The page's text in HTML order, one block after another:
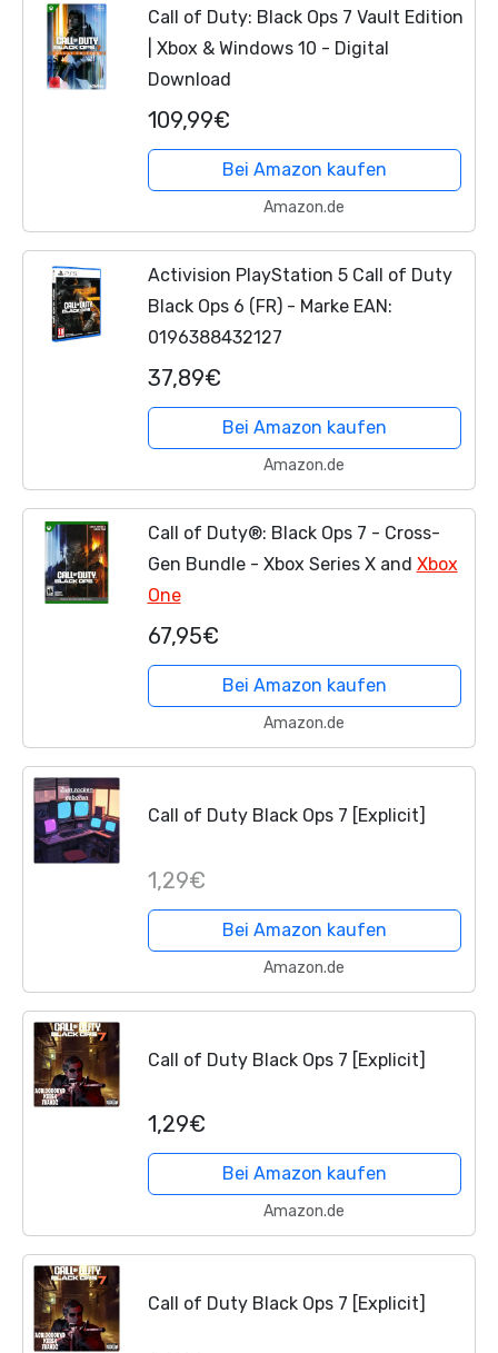
Call of Duty: Black Ops 7 Vault Edition
| Xbox & Windows 10 - Digital
Download
109,99€
Bei Amazon kaufen
Amazon.de
Activision PlayStation 5 Call of Duty
Black Ops 6 (FR) - Marke EAN:
0196388432127
37,89€
Bei Amazon kaufen
Amazon.de
Call of Duty®: Black Ops 7 - Cross-
Gen Bundle - Xbox Series X and Xbox
One
67,95€
Bei Amazon kaufen
Amazon.de
Call of Duty Black Ops 7 [Explicit]
1,29€
Bei Amazon kaufen
Amazon.de
Call of Duty Black Ops 7 [Explicit]
1,29€
Bei Amazon kaufen
Amazon.de
Call of Duty Black Ops 7 [Explicit]